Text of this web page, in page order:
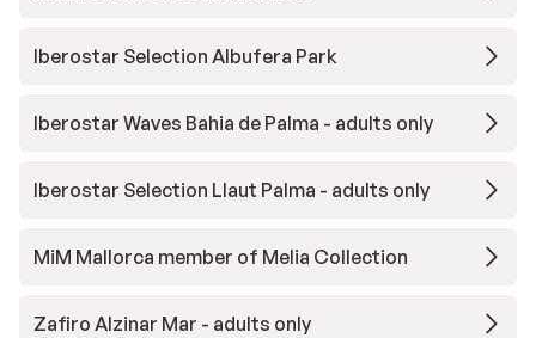
Iberostar Selection Albufera Park
Iberostar Waves Bahia de Palma - adults only
Iberostar Selection Llaut Palma - adults only
MiM Mallorca member of Melia Collection
Zafiro Alzinar Mar - adults only